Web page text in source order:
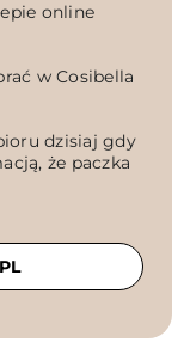
online
w Cosibella
dzisiaj gdy
że paczka